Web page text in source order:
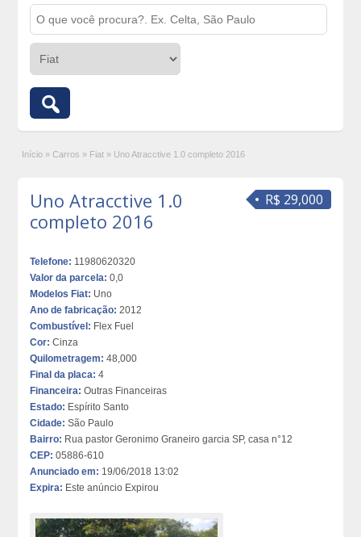
Início » Carros » Fiat » Uno Atracctive 1.0 completo 2016
R$ 29,000
Uno Atracctive 1.0
completo 2016
Telefone: 11980620320
Valor da parcela: 0,0
Modelos Fiat: Uno
Ano de fabricação: 2012
Combustível: Flex Fuel
Cor: Cinza
Quilometragem: 48,000
Final da placa: 4
Financeira: Outras Financeiras
Estado: Espírito Santo
Cidade: São Paulo
Bairro: Rua pastor Geronimo Graneiro garcia SP, casa n°12
CEP: 05886-610
Anunciado em: 19/06/2018 13:02
Expira: Este anúncio Expirou